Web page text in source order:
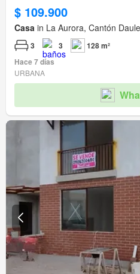
$ 109.900
Casa in La Aurora, Cantón
3 3
128 m²
Hace 7 días
URBANA